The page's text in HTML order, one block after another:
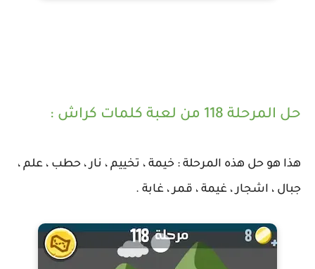
حل المرحلة 118 من لعبة كلمات كراش :
هذا هو حل هذه المرحلة : خيمة ، تخييم ، نار ، حطب ، علم ،
جبال ، اشجار ، غيمة ، قمر ، غابة .